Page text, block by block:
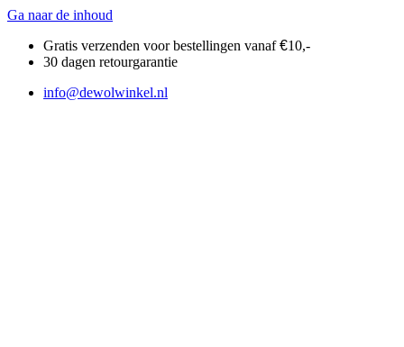
Ga naar de inhoud
Gratis verzenden voor bestellingen vanaf€10,-
30 dagen retourgarantie
info@dewolwinkel.nl